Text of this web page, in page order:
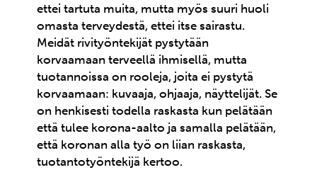
ettei tartuta muita, mutta myös suuri huoli
omasta terveydestä, ettei itse sairastu.
Meidät rivityöntekijät pystytään
korvaamaan terveellä ihmisellä, mutta
tuotannoissa on rooleja, joita ei pystytä
korvaamaan: kuvaaja, ohjaaja, näyttelijät. Se
on henkisesti todella raskasta kun pelätään
että tulee korona-aalto ja samalla pelätään,
että koronan alla työ on liian raskasta,
tuotantotyöntekijä kertoo.